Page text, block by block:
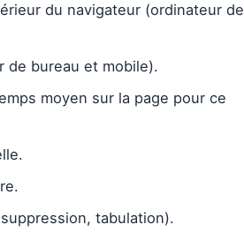
du navigateur (ordinateur de
de bureau et mobile).
moyen sur la page pour ce
tabulation).